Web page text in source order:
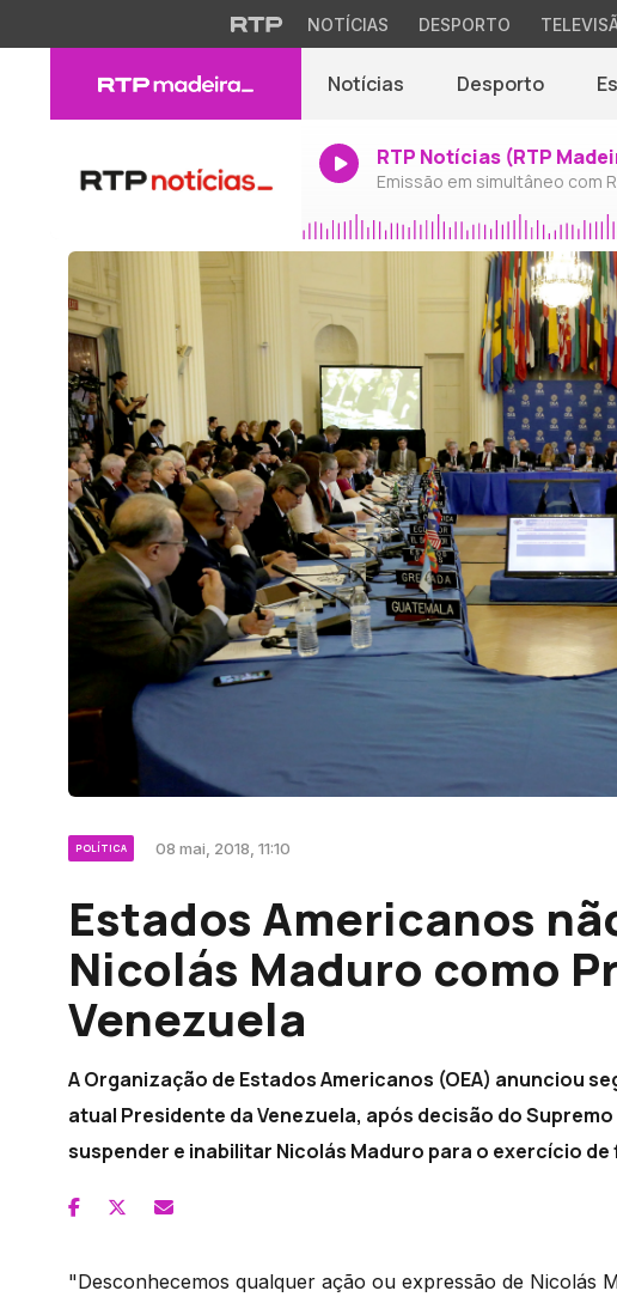
NOTÍCIAS DESPORTO
Notícias Desporto
RTP Notícias (RTP
Emissão em simultâneo com
POLÍTICA 08 mai, 2018, 11:10
Estados Americanos
Nicolás Maduro como
Venezuela
A Organização de Estados Americanos (OEA) anunciou
atual Presidente da Venezuela, após decisão do
suspender e inabilitar Nicolás Maduro para o exercício
"Desconhecemos qualquer ação ou expressão de Nicolás